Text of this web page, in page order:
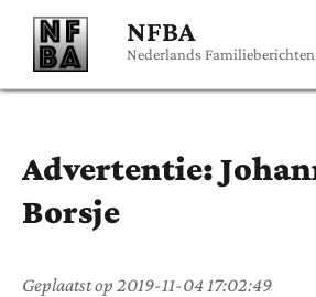
NFBA
Nederlands
Advertentie:
Borsje
Geplaatst op 2019-11-04 17:02:49